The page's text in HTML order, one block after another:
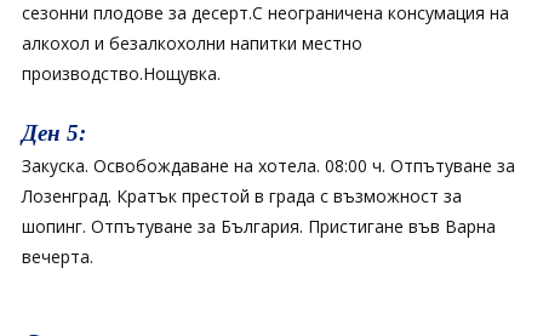
сезонни плодове за десерт.С неограничена консумация на
алкохол и безалкохолни напитки местно
производство.Нощувка.
Ден 5:
Закуска. Освобождаване на хотела. 08:00 ч. Отпътуване за
Лозенград. Кратък престой в града с възможност за
шопинг. Отпътуване за България. Пристигане във Варна
вечерта.